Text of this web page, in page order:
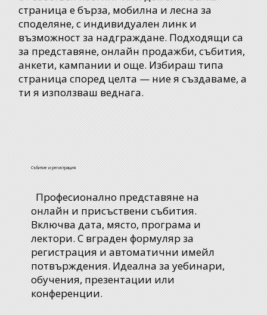
страница е бърза, мобилна и лесна за
споделяне, с индивидуален линк и
възможност за надграждане. Подходящи са
за представяне, онлайн продажби, събития,
анкети, кампании и още. Избираш типа
страница според целта — ние я създаваме, а
ти я използваш веднага.
Събитие и регистрация
Професионално представяне на
онлайн и присъствени събития.
Включва дата, място, програма и
лектори. С вграден формуляр за
регистрация и автоматични имейл
потвърждения. Идеална за уебинари,
обучения, презентации или
конференции.